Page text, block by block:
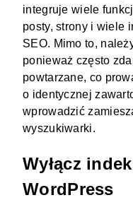
integruje wiele
posty, strony i wiele
SEO. Mimo to,
ponieważ często
powtarzane, co
o identycznej
wprowadzić
wyszukiwarki.
Wyłącz
WordPress